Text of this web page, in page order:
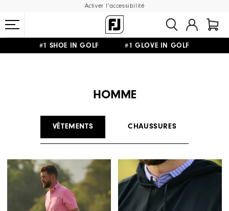
Activer l'accessibilité
#1 SHOE IN GOLF #1 GLOVE IN GOLF
HOMME
VÊTEMENTS CHAUSSURES